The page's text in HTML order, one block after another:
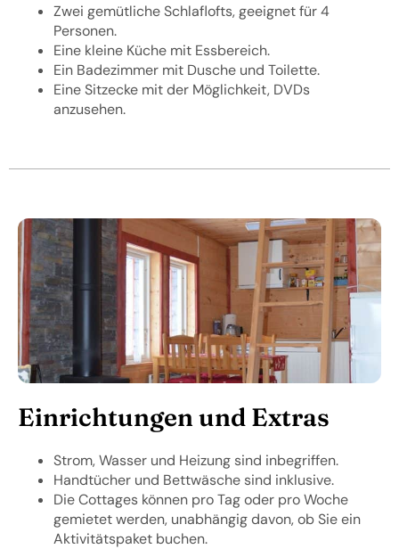
Zwei gemütliche Schlaflofts, geeignet für 4
Personen.
Eine kleine Küche mit Essbereich.
Ein Badezimmer mit Dusche und Toilette.
Eine Sitzecke mit der Möglichkeit, DVDs
anzusehen.
Einrichtungen und Extras
Strom, Wasser und Heizung sind inbegriffen.
Handtücher und Bettwäsche sind inklusive.
Die Cottages können pro Tag oder pro Woche
gemietet werden, unabhängig davon, ob Sie ein
Aktivitätspaket buchen.